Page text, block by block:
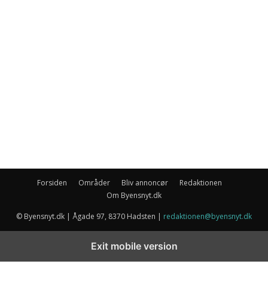
Forsiden Områder Bliv annoncør
Redaktionen
Om Byensnyt.dk
© Byensnyt.dk | Ågade 97, 8370 Hadsten | redaktionen@byensnyt.dk
Exit mobile version